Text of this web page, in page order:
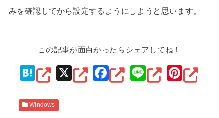
みを確認してから設定するようにしようと思います。
この記事が面白かったらシェアしてね！
H
at
e
X
F
a
Li
n
Pi
nt
Windows